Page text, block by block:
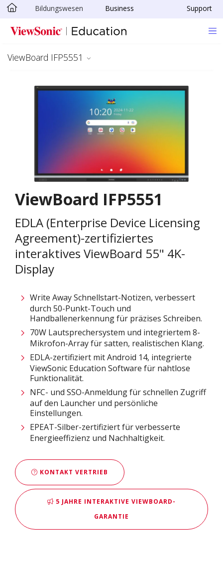
Skip to main content
Bildungswesen Business Support
ViewBoard IFP5551
ViewBoard IFP5551
EDLA (Enterprise Device Licensing
Agreement)-zertifiziertes
interaktives ViewBoard 55" 4K-
Display
Write Away Schnellstart-Notizen, verbessert
durch 50-Punkt-Touch und
Handballenerkennung für präzises Schreiben.
70W Lautsprechersystem und integriertem 8-
Mikrofon-Array für satten, realistischen Klang.
EDLA-zertifiziert mit Android 14, integrierte
ViewSonic Education Software für nahtlose
Funktionalität.
NFC- und SSO-Anmeldung für schnellen Zugriff
auf den Launcher und persönliche
Einstellungen​.
EPEAT-Silber-zertifiziert für verbesserte
Energieeffizienz und Nachhaltigkeit​.
KONTAKT VERTRIEB
5 JAHRE INTERAKTIVE VIEWBOARD-
GARANTIE